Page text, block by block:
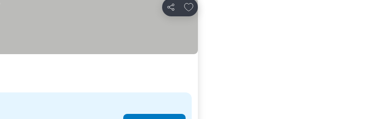
Compartir
Agregar a favoritos